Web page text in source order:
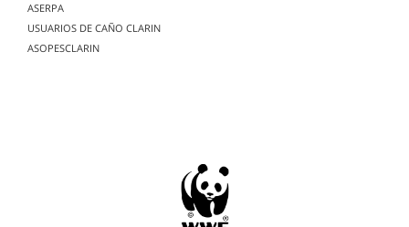
ASERPA
USUARIOS DE CAÑO CLARIN
ASOPESCLARIN